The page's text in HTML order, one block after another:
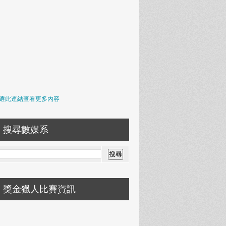
此連結查看更多內容
搜尋數媒系
獎金獵人比賽資訊